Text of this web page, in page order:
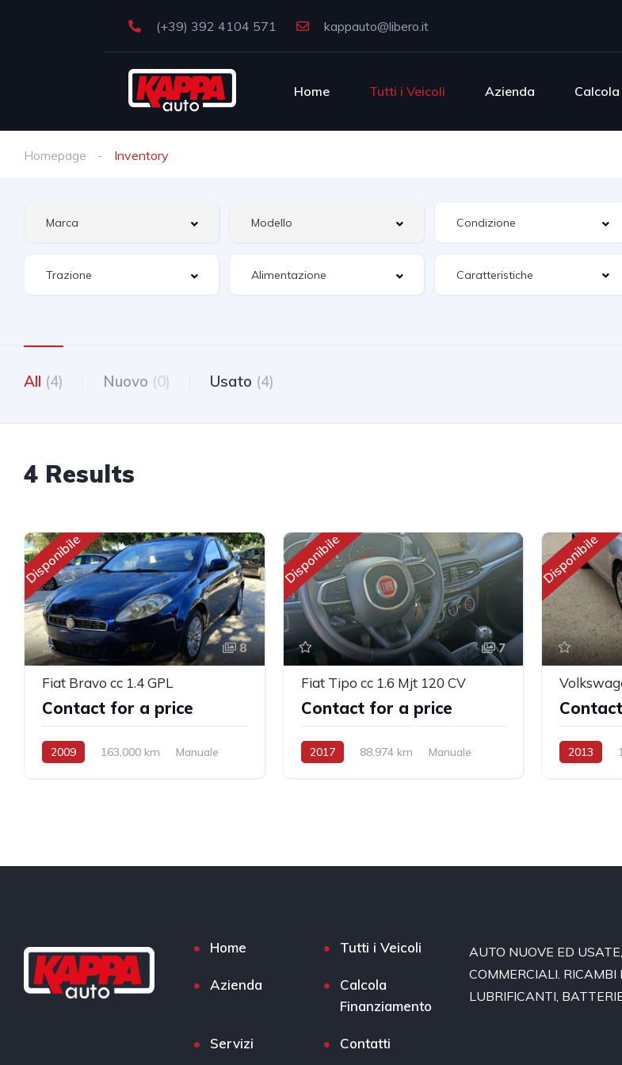
(+39) 392 4104 571 kappauto@libero.it
Home Tutti i Veicoli Azienda
Homepage Inventory
Caratteristiche
All (4) Nuovo (0) Usato (4)
4 Results
Disponibile
8
Fiat Bravo cc 1.4 GPL
Contact for a price
2009 163,000 km
Manuale
Disponibile
7
Fiat Tipo cc 1.6 Mjt 120 CV
Contact for a price
2017 88,974 km
Manuale
Disponibile
2013
Home Tutti i Veicoli
Azienda
Calcola
Finanziamento
Servizi Contatti
AUTO NUOVE ED
COMMERCIALI. RICAMBI
LUBRIFICANTI,